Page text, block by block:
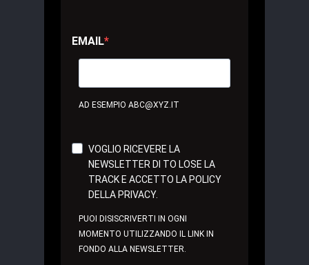
EMAIL
AD ESEMPIO ABC@XYZ.IT
VOGLIO RICEVERE LA
NEWSLETTER DI TO LOSE LA
TRACK E ACCETTO LA POLICY
DELLA PRIVACY.
PUOI DISISCRIVERTI IN OGNI
MOMENTO UTILIZZANDO IL LINK IN
FONDO ALLA NEWSLETTER.